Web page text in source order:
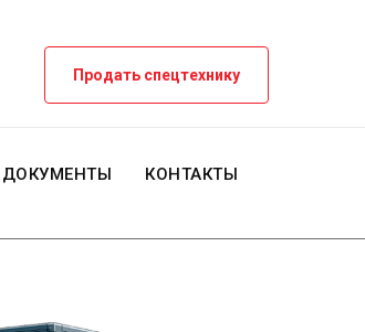
Продать спецтехнику
ДОКУМЕНТЫ КОНТАКТЫ